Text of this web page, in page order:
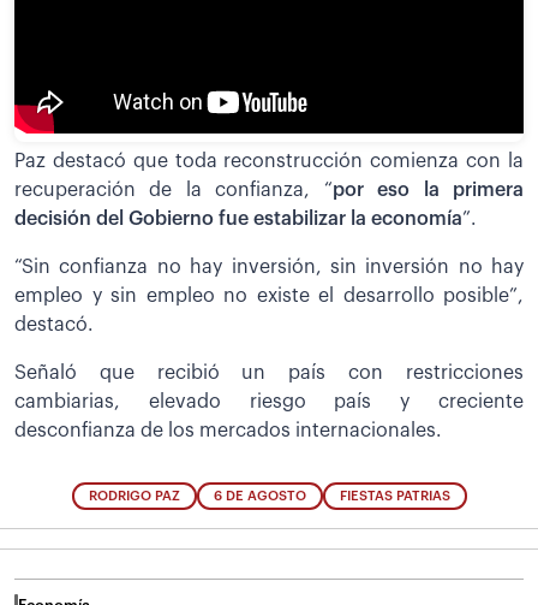
Paz destacó que toda reconstrucción comienza con la
recuperación de la confianza, “por eso la primera
decisión del Gobierno fue estabilizar la economía”.
“Sin confianza no hay inversión, sin inversión no hay
empleo y sin empleo no existe el desarrollo posible”,
destacó.
Señaló que recibió un país con restricciones
cambiarias, elevado riesgo país y creciente
desconfianza de los mercados internacionales.
RODRIGO PAZ 6 DE AGOSTO FIESTAS PATRIAS